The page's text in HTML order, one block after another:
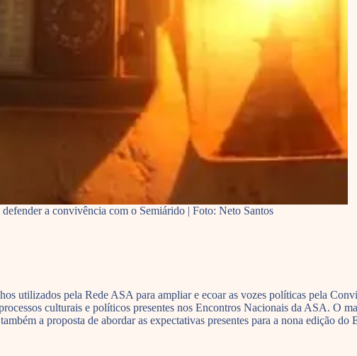
a convivência com o Semiárido | Foto: Neto Santos
utilizados pela Rede ASA para ampliar e ecoar as vozes políticas pela
culturais e políticos presentes nos Encontros Nacionais da ASA. O
a proposta de abordar as expectativas presentes para a nona edição